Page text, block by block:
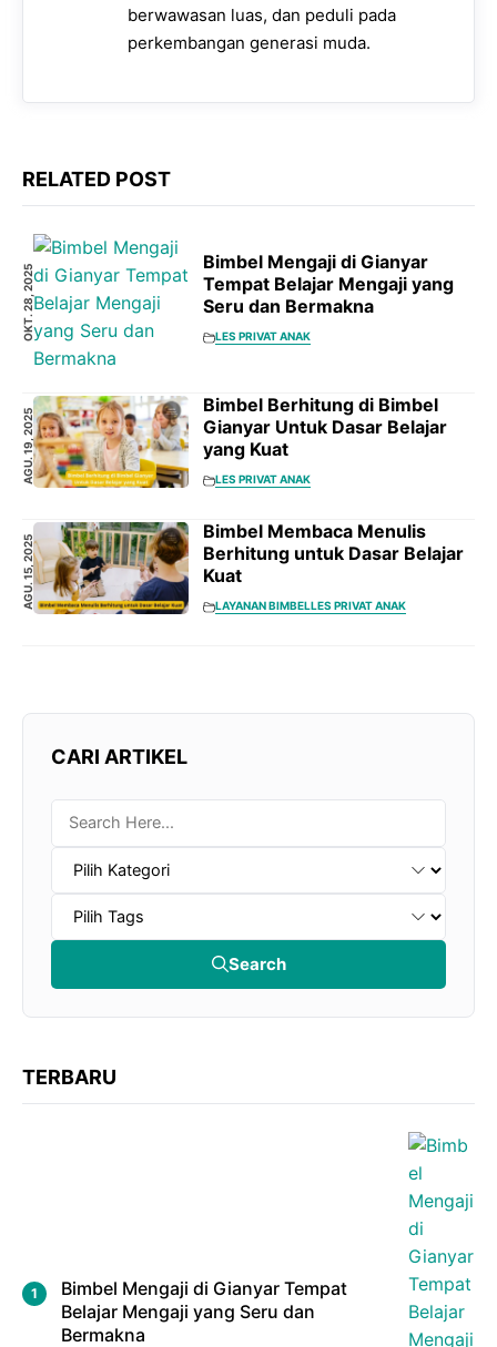
berwawasan luas, dan peduli pada
perkembangan generasi muda.
RELATED POST
OKT. 28, 2025
Bimbel Mengaji di Gianyar
Tempat Belajar Mengaji yang
Seru dan Bermakna
LES PRIVAT ANAK
AGU. 19, 2025
Bimbel Berhitung di Bimbel
Gianyar Untuk Dasar Belajar
yang Kuat
LES PRIVAT ANAK
AGU. 15, 2025
Bimbel Membaca Menulis
Berhitung untuk Dasar Belajar
Kuat
LAYANAN BIMBELLES PRIVAT ANAK
CARI ARTIKEL
Search
TERBARU
Bimbel Mengaji di Gianyar Tempat
Belajar Mengaji yang Seru dan
Bermakna